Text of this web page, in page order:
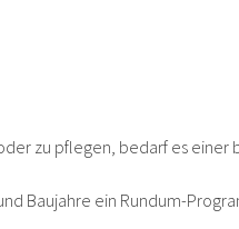
zu pflegen, bedarf es
Baujahre ein Rundum-